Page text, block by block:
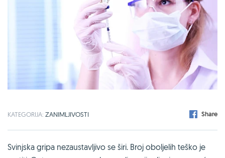
KATEGORIJA: ZANIMLJIVOSTI Share
Svinjska gripa nezaustavljivo se širi. Broj oboljelih teško je